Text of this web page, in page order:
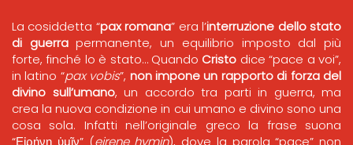
La cosiddetta “pax romana” era l’interruzione dello stato
di guerrapermanente, un equilibrio imposto dal più
forte, finché lo è stato… Quando Cristo dice “pace a voi”,
in latino “pax vobis”, non impone un rapporto di forza del
divino sull’umano, un accordo tra parti in guerra, ma
crea la nuova condizione in cui umano e divino sono una
cosa sola. Infatti nell’originale greco la frase suona
“Εἰρήνη ὑμῖν” (eirene hymin), dove la parola “pace” non